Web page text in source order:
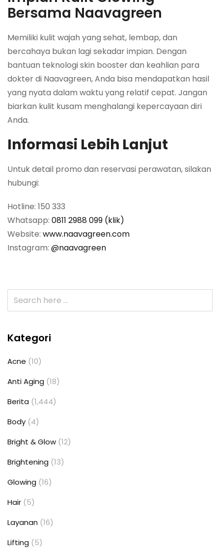
Bersama Naavagreen
Memiliki kulit wajah yang sehat, lembap, dan
bercahaya bukan lagi sekadar impian. Dengan
bantuan teknologi skin booster dan keahlian para
dokter di Naavagreen, Anda bisa mendapatkan hasil
yang nyata dalam waktu yang relatif cepat. Jangan
biarkan kulit kusam menghalangi kepercayaan diri
Anda.
Informasi Lebih Lanjut
Untuk detail promo dan reservasi perawatan, silakan
hubungi:
Hotline: 150 333
Whatsapp: 0811 2988 099 (klik)
Website: www.naavagreen.com
Instagram: @naavagreen
Kategori
Acne (10)
Anti Aging (18)
Berita (1,444)
Body (4)
Bright & Glow (12)
Brightening (13)
Glowing (16)
Hair (5)
Layanan (16)
Lifting (5)